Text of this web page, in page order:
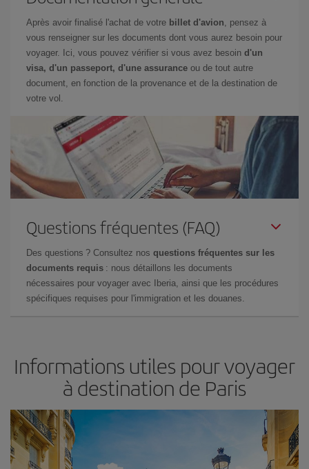
Après avoir finalisé l'achat de votre billet d'avion, pensez à
vous renseigner sur les documents dont vous aurez besoin pour
voyager. Ici, vous pouvez vérifier si vous avez besoin d'un
visa, d'un passeport, d'une assurance ou de tout autre
document, en fonction de la provenance et de la destination de
votre vol.
Questions fréquentes (FAQ)
Des questions ? Consultez nos questions fréquentes sur les
documents requis : nous détaillons les documents
nécessaires pour voyager avec Iberia, ainsi que les procédures
spécifiques requises pour l'immigration et les douanes.
Informations utiles pour voyager
à destination de Paris